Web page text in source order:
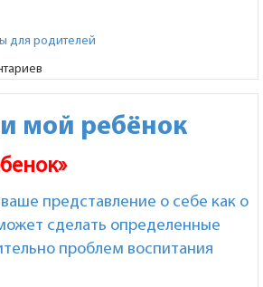
для родителей
и мой ребёнок
представление о себе как о
сделать определенные
проблем вос­питания